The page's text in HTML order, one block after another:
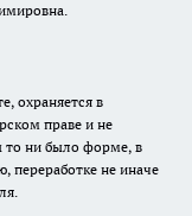
охраняется в
праве и не
то ни было форме, в
переработке не иначе